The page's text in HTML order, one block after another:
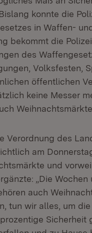
konnte die
in Waffen-
bekommt die
des
Volksfesten,
öffentlichen
keine Messer
Weihnachtsmärkte.
Verordnung des
am
und
„Die
auch
tun wir alles, um
Sicherheit